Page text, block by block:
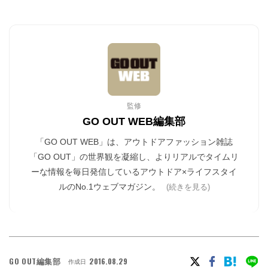
監修
GO OUT WEB編集部
「GO OUT WEB」は、アウトドアファッション雑誌
「GO OUT」の世界観を凝縮し、よりリアルでタイムリ
ーな情報を毎日発信しているアウトドア×ライフスタイ
ルのNo.1ウェブマガジン。
(続きを見る)
GO OUT編集部 作成日 2016.08.29